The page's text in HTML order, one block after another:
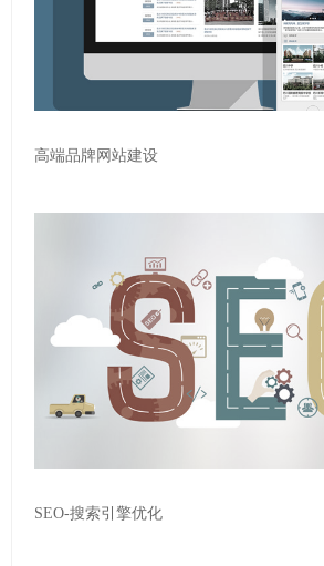
高端品牌网站建设
SEO-搜索引擎优化